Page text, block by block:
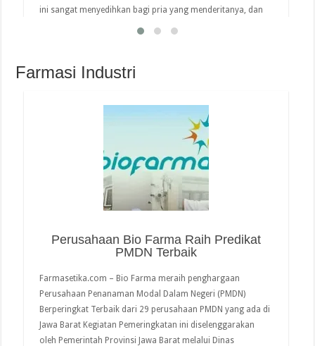
ini sangat menyedihkan bagi pria yang menderitanya, dan
umumnya berdasarkan fisiologis (arteriogenik, neurogenik,
Farmasi Industri
Perusahaan Bio Farma Raih Predikat
PMDN Terbaik
Farmasetika.com – Bio Farma meraih penghargaan
Perusahaan Penanaman Modal Dalam Negeri (PMDN)
Berperingkat Terbaik dari 29 perusahaan PMDN yang ada di
Jawa Barat Kegiatan Pemeringkatan ini diselenggarakan
oleh Pemerintah Provinsi Jawa Barat melalui Dinas